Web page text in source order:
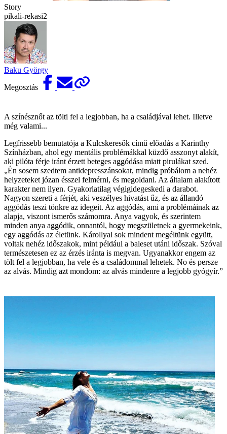
Story
pikali-rekasi2
Baku György
Megosztás
A színésznőt az tölti fel a legjobban, ha a családjával lehet. Illetve
még valami...
Legfrissebb bemutatója a Kulcskeresők című előadás a Karinthy
Színházban, ahol egy mentális problémákkal küzdő asszonyt alakít,
aki pilóta férje iránt érzett beteges aggódása miatt pirulákat szed.
„Én sosem szedtem anti­depresszánsokat, mindig próbálom a nehéz
helyzeteket józan ésszel felmérni, és megoldani. Az általam alakított
karakter nem ilyen. Gyakorlatilag végigidegeskedi a darabot.
Nagyon szereti a férjét, aki veszélyes hivatást űz, és az állandó
aggódás teszi tönkre az idegeit. Az aggódás, ami a problémáinak az
alapja, viszont ismerős számomra. Anya vagyok, és szerintem
minden anya aggódik, onnantól, hogy megszületnek a gyermekeink,
egy aggódás az életünk. Károllyal sok mindent megéltünk együtt,
voltak nehéz időszakok, mint például a baleset utáni időszak. Szóval
természetesen ez az érzés iránta is megvan. Ugyanakkor engem az
tölt fel a legjobban, ha vele és a családommal lehetek. No és persze
az alvás. Mindig azt mondom: az alvás mindenre a legjobb gyógyír.”